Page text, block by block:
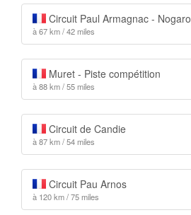
Circuit Paul Armagnac - Nogaro
à 67 km / 42 miles
Muret - Piste compétition
à 88 km / 55 miles
Circuit de Candie
à 87 km / 54 miles
Circuit Pau Arnos
à 120 km / 75 miles